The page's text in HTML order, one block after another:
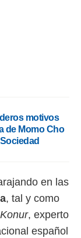
motivos
de Momo Cho
en las
, tal y como
Konur, experto
español